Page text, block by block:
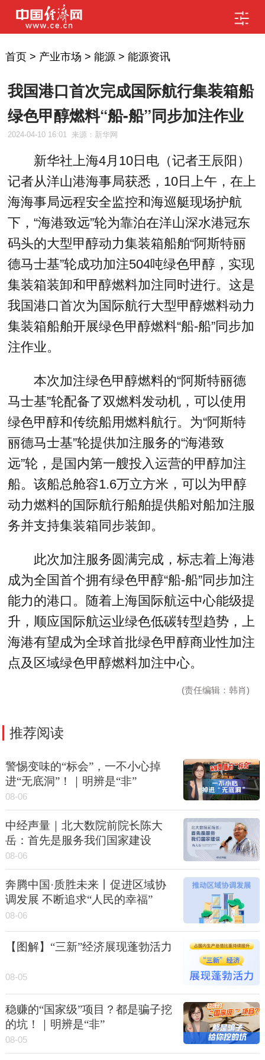
首页> 产业市场 > 能源> 能源资讯
我国港口首次完成国际航行集装箱船
绿色甲醇燃料“船-船”同步加注作业
2024-04-10 16:01 来源：新华网
新华社上海4月10日电（记者王辰阳）
记者从洋山港海事局获悉，10日上午，在上
海海事局远程安全监控和海巡艇现场护航
下，“海港致远”轮为靠泊在洋山深水港冠东
码头的大型甲醇动力集装箱船舶“阿斯特丽
德马士基”轮成功加注504吨绿色甲醇，实现
集装箱装卸和甲醇燃料加注同时进行。这是
我国港口首次为国际航行大型甲醇燃料动力
集装箱船舶开展绿色甲醇燃料“船-船”同步加
注作业。
本次加注绿色甲醇燃料的“阿斯特丽德
马士基”轮配备了双燃料发动机，可以使用
绿色甲醇和传统船用燃料航行。为“阿斯特
丽德马士基”轮提供加注服务的“海港致
远”轮，是国内第一艘投入运营的甲醇加注
船。该船总舱容1.6万立方米，可以为甲醇
动力燃料的国际航行船舶提供船对船加注服
务并支持集装箱同步装卸。
此次加注服务圆满完成，标志着上海港
成为全国首个拥有绿色甲醇“船-船”同步加注
能力的港口。随着上海国际航运中心能级提
升，顺应国际航运业绿色低碳转型趋势，上
海港有望成为全球首批绿色甲醇商业性加注
点及区域绿色甲醇燃料加注中心。
(责任编辑：韩肖)
推荐阅读
警惕变味的“标会”，一不小心掉
进“无底洞”！｜明辨是“非”
08-06
中经声量｜北大数院前院长陈大
岳：首先是服务我们国家建设
08-06
奔腾中国·质胜未来丨促进区域协
调发展 不断追求“人民的幸福”
08-06
【图解】“三新”经济展现蓬勃活力
08-05
稳赚的“国家级”项目？都是骗子挖
的坑！｜明辨是“非”
08-05